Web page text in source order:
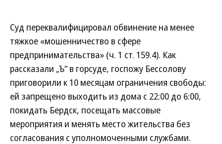
Суд переквалифицировал обвинение на менее
тяжкое «мошенничество в сфере
предпринимательства» (ч. 1 ст. 159.4). Как
рассказали „Ъ“ в горсуде, госпожу Бессолову
приговорили к 10 месяцам ограничения свободы:
ей запрещено выходить из дома с 22:00 до 6:00,
покидать Бердск, посещать массовые
мероприятия и менять место жительства без
согласования с уполномоченными службами.